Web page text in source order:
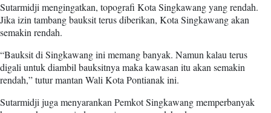
Sutarmidji mengingatkan, topografi Kota Singkawang yang rendah.
Jika izin tambang bauksit terus diberikan, Kota Singkawang akan
semakin rendah.
“Bauksit di Singkawang ini memang banyak. Namun kalau terus
digali untuk diambil bauksitnya maka kawasan itu akan semakin
rendah,” tutur mantan Wali Kota Pontianak ini.
Sutarmidji juga menyarankan Pemkot Singkawang memperbanyak